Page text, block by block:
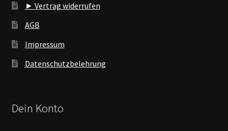
► Vertrag widerrufen
AGB
Impressum
Datenschutzbelehrung
Dein Konto